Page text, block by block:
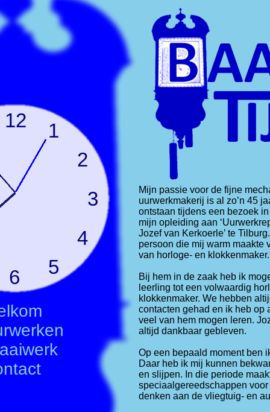
12
6 5
4
3
2
1
Mijn passie voor de fijne
uurwerkmakerij is al zo’n 45
ontstaan tijdens een bezoek
mijn opleiding aan
Jozef van Kerkoerle’ te
persoon die mij warm maakte
van horloge- en klokkenmaker.
Bij hem in de zaak heb ik
leerling tot een volwaardig
klokkenmaker. We hebben
contacten gehad en ik heb op
veel van hem mogen leren.
altijd dankbaar gebleven.
Op een bepaald moment ben
Daar heb ik mij kunnen
en slijpen. In die periode
speciaalgereedschappen
denken aan de vliegtuig- en